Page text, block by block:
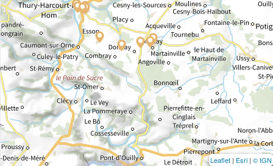
Leaflet | Esri | © IGN